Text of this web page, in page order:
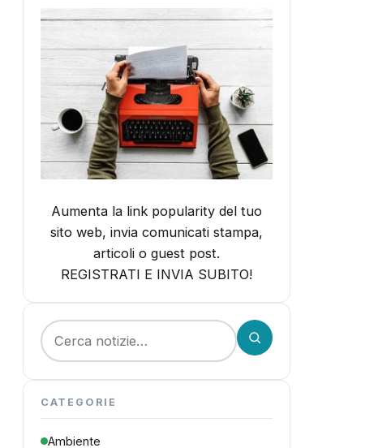
Aumenta la link popularity del tuo
sito web, invia comunicati stampa,
articoli o guest post.
REGISTRATI E INVIA SUBITO!
Cerca:
CATEGORIE
Ambiente